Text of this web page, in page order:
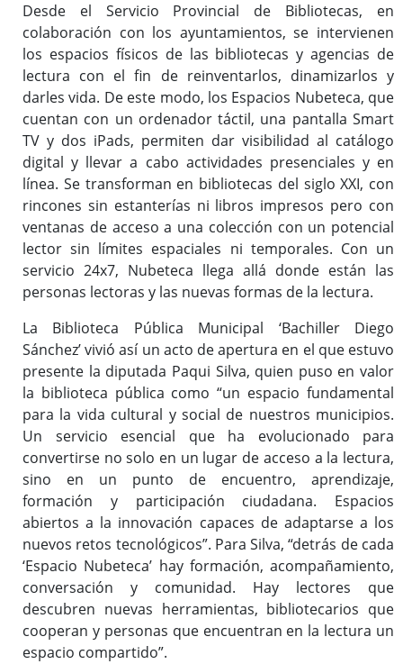
Buzón de Sugerencias
Actividades / Actualidad
Formación
Enlaces de interés
Desde el Servicio Provincial de Bibliotecas, en
colaboración con los ayuntamientos, se intervienen
los espacios físicos de las bibliotecas y agencias de
lectura con el fin de reinventarlos, dinamizarlos y
darles vida. De este modo, los Espacios Nubeteca, que
cuentan con un ordenador táctil, una pantalla Smart
TV y dos iPads, permiten dar visibilidad al catálogo
digital y llevar a cabo actividades presenciales y en
línea. Se transforman en bibliotecas del siglo XXI, con
rincones sin estanterías ni libros impresos pero con
ventanas de acceso a una colección con un potencial
lector sin límites espaciales ni temporales. Con un
servicio 24x7, Nubeteca llega allá donde están las
personas lectoras y las nuevas formas de la lectura.
La Biblioteca Pública Municipal ‘Bachiller Diego
Sánchez’ vivió así un acto de apertura en el que estuvo
presente la diputada Paqui Silva, quien puso en valor
la biblioteca pública como “un espacio fundamental
para la vida cultural y social de nuestros municipios.
Un servicio esencial que ha evolucionado para
convertirse no solo en un lugar de acceso a la lectura,
sino en un punto de encuentro, aprendizaje,
formación y participación ciudadana. Espacios
abiertos a la innovación capaces de adaptarse a los
nuevos retos tecnológicos”. Para Silva, “detrás de cada
‘Espacio Nubeteca’ hay formación, acompañamiento,
conversación y comunidad. Hay lectores que
descubren nuevas herramientas, bibliotecarios que
cooperan y personas que encuentran en la lectura un
espacio compartido”.